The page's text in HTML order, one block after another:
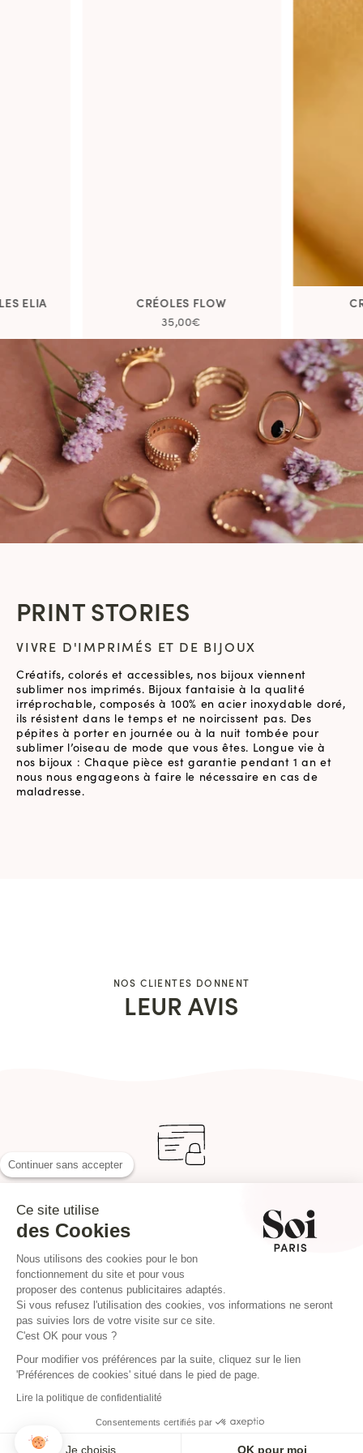
ELIA
CRÉOLES FLOW
35,00€
PRINT STORIES
VIVRE D'IMPRIMÉS ET DE BIJOUX
Créatifs, colorés et accessibles, nos bijoux viennent
sublimer nos imprimés. Bijoux fantaisie à la qualité
irréprochable, composés à 100% en acier inoxydable doré,
ils résistent dans le temps et ne noircissent pas. Des
pépites à porter en journée ou à la nuit tombée pour
sublimer l’oiseau de mode que vous êtes. Longue vie à
nos bijoux : Chaque pièce est garantie pendant 1 an et
nous nous engageons à faire le nécessaire en cas de
maladresse.
NOS CLIENTES DONNENT
LEUR AVIS
INSTAGRAM
Continuer sans accepter
Ce site utilise
des Cookies
Nous utilisons des cookies pour le bon
fonctionnement du site et pour vous
proposer des contenus publicitaires adaptés.
Si vous refusez l'utilisation des cookies, vos informations ne seront
pas suivies lors de votre visite sur ce site.
C'est OK pour vous ?
Pour modifier vos préférences par la suite, cliquez sur le lien
'Préférences de cookies' situé dans le pied de page.
Lire la politique de confidentialité
Consentements certifiés par
Je choisis OK pour moi